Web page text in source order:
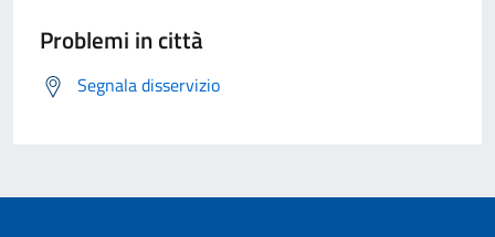
Problemi in città
Segnala disservizio